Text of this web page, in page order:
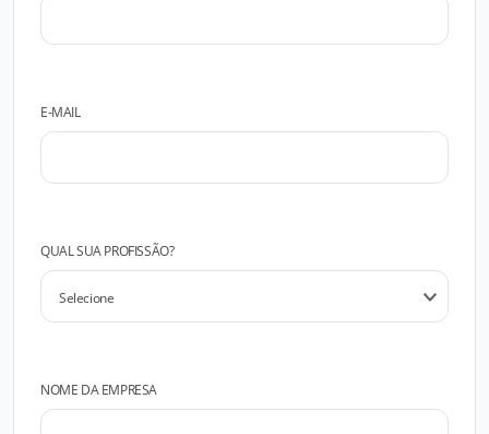
E-MAIL
QUAL SUA PROFISSÃO?
NOME DA EMPRESA